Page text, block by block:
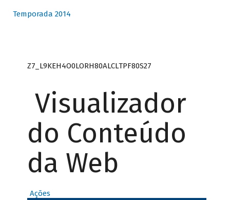
Temporada 2014
Z7_L9KEH4O0LORH80ALCLTPF80S27
Visualizador
do Conteúdo
da Web
Ações